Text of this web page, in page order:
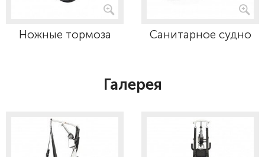
Ножные тормоза Санитарное судно
Галерея